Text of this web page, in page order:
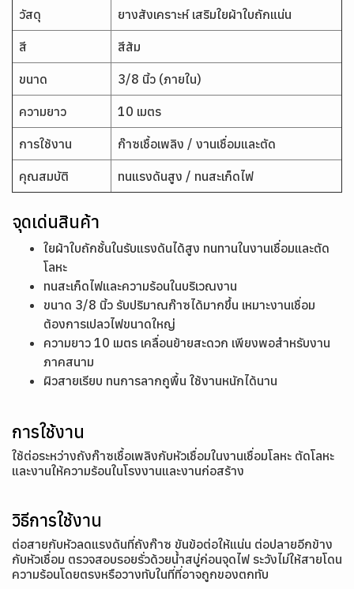
วัสดุ ยางสังเคราะห์ เสริมใยผ้าใบถักแน่น
สี สีส้ม
ขนาด 3/8 นิ้ว (ภายใน)
ความยาว 10 เมตร
การใช้งาน ก๊าซเชื้อเพลิง / งานเชื่อมและตัด
คุณสมบัติ ทนแรงดันสูง / ทนสะเก็ดไฟ
จุดเด่นสินค้า
ใยผ้าใบถักชั้นในรับแรงดันได้สูง ทนทานในงานเชื่อมและตัด
โลหะ
ทนสะเก็ดไฟและความร้อนในบริเวณงาน
ขนาด 3/8 นิ้ว รับปริมาณก๊าซได้มากขึ้น เหมาะงานเชื่อม
ต้องการเปลวไฟขนาดใหญ่
ความยาว 10 เมตร เคลื่อนย้ายสะดวก เพียงพอสำหรับงาน
ภาคสนาม
ผิวสายเรียบ ทนการลากถูพื้น ใช้งานหนักได้นาน
การใช้งาน
ใช้ต่อระหว่างถังก๊าซเชื้อเพลิงกับหัวเชื่อมในงานเชื่อมโลหะ ตัดโลหะ
และงานให้ความร้อนในโรงงานและงานก่อสร้าง
วิธีการใช้งาน
ต่อสายกับหัวลดแรงดันที่ถังก๊าซ ขันข้อต่อให้แน่น ต่อปลายอีกข้าง
กับหัวเชื่อม ตรวจสอบรอยรั่วด้วยน้ำสบู่ก่อนจุดไฟ ระวังไม่ให้สายโดน
ความร้อนโดยตรงหรือวางทับในที่ที่อาจถูกของตกทับ